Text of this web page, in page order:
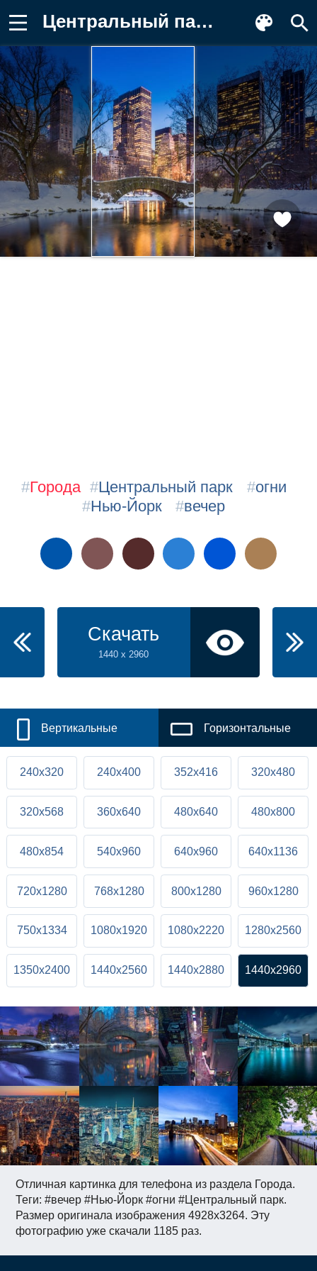
Центральный парк, огни, Нью-Йорк, вечер Картинка для телефона
Отличная картинка для телефона из раздела Города.
Теги: #вечер #Нью-Йорк #огни #Центральный парк.
Размер оригинала изображения 4928x3264. Эту
фотографию уже скачали 1185 раз.
#Города #Центральный парк #огни
#Нью-Йорк #вечер
Скачать
1440 x 2960
Вертикальные Горизонтальные
240x320 240x400 352x416 320x480
320x568 360x640 480x640 480x800
480x854 540x960 640x960 640x1136
720x1280 768x1280 800x1280 960x1280
750x1334 1080x1920 1080x2220 1280x2560
1350x2400 1440x2560 1440x2880 1440x2960